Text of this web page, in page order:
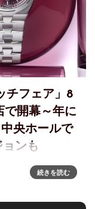
チフェア」8
で開幕～年に
央ホールで
ンも
ルドウォッチフェ
～本館1階 中央ホー
、国内最大級の時
続きを読む